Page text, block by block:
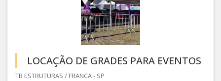
LOCAÇÃO DE GRADES PARA EVENTOS
TB ESTRUTURAS / FRANCA - SP